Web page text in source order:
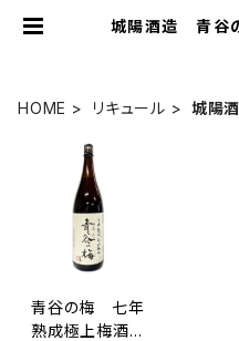
城陽酒造 青谷
HOME リキュール 城陽
青谷の梅 七年
熟成極上梅酒